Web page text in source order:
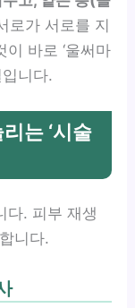
로가 서로를 지
바로 ‘울써마
니다.
는 ‘시술
다. 피부 재생
니다.